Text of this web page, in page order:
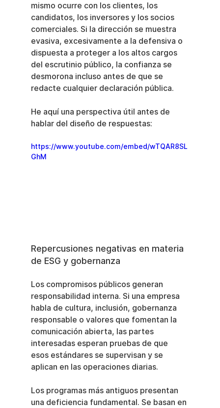
mismo ocurre con los clientes, los
candidatos, los inversores y los socios
comerciales. Si la dirección se muestra
evasiva, excesivamente a la defensiva o
dispuesta a proteger a los altos cargos
del escrutinio público, la confianza se
desmorona incluso antes de que se
redacte cualquier declaración pública.
He aquí una perspectiva útil antes de
hablar del diseño de respuestas:
https://www.youtube.com/embed/wTQAR8SL
GhM
Repercusiones negativas en materia
de ESG y gobernanza
Los compromisos públicos generan
responsabilidad interna. Si una empresa
habla de cultura, inclusión, gobernanza
responsable o valores que fomentan la
comunicación abierta, las partes
interesadas esperan pruebas de que
esos estándares se supervisan y se
aplican en las operaciones diarias.
Los programas más antiguos presentan
una deficiencia fundamental. Se basan en